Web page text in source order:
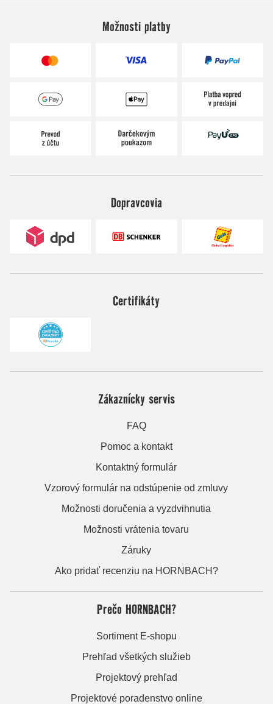
Možnosti platby
Dopravcovia
Certifikáty
Zákaznícky servis
FAQ
Pomoc a kontakt
Kontaktný formulár
Vzorový formulár na odstúpenie od zmluvy
Možnosti doručenia a vyzdvihnutia
Možnosti vrátenia tovaru
Záruky
Ako pridať recenziu na HORNBACH?
Prečo HORNBACH?
Sortiment E-shopu
Prehľad všetkých služieb
Projektový prehľad
Projektové poradenstvo online